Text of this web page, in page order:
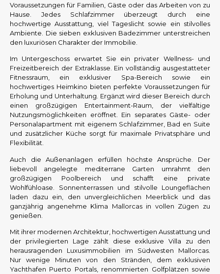
Voraussetzungen für Familien, Gäste oder das Arbeiten von zu
Hause. Jedes Schlafzimmer überzeugt durch eine
hochwertige Ausstattung, viel Tageslicht sowie ein stilvolles
Ambiente. Die sieben exklusiven Badezimmer unterstreichen
den luxuriösen Charakter der Immobilie.
Im Untergeschoss erwartet Sie ein privater Wellness- und
Freizeitbereich der Extraklasse. Ein vollständig ausgestatteter
Fitnessraum, ein exklusiver Spa-Bereich sowie ein
hochwertiges Heimkino bieten perfekte Voraussetzungen für
Erholung und Unterhaltung. Ergänzt wird dieser Bereich durch
einen großzügigen Entertainment-Raum, der vielfältige
Nutzungsmöglichkeiten eröffnet. Ein separates Gäste- oder
Personalapartment mit eigenem Schlafzimmer, Bad en Suite
und zusätzlicher Küche sorgt für maximale Privatsphäre und
Flexibilität.
Auch die Außenanlagen erfüllen höchste Ansprüche. Der
liebevoll angelegte mediterrane Garten umrahmt den
großzügigen Poolbereich und schafft eine private
Wohlfühloase. Sonnenterrassen und stilvolle Loungeflächen
laden dazu ein, den unvergleichlichen Meerblick und das
ganzjährig angenehme Klima Mallorcas in vollen Zügen zu
genießen.
Mit ihrer modernen Architektur, hochwertigen Ausstattung und
der privilegierten Lage zählt diese exklusive Villa zu den
herausragenden Luxusimmobilien im Südwesten Mallorcas.
Nur wenige Minuten von den Stränden, dem exklusiven
Yachthafen Puerto Portals, renommierten Golfplätzen sowie